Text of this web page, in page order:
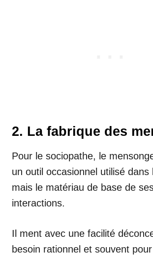
2. La fabrique des
Pour le sociopathe, le
un outil occasionnel utilisé dans
mais le matériau de base de
interactions.
Il ment avec une facilité
besoin rationnel et souvent